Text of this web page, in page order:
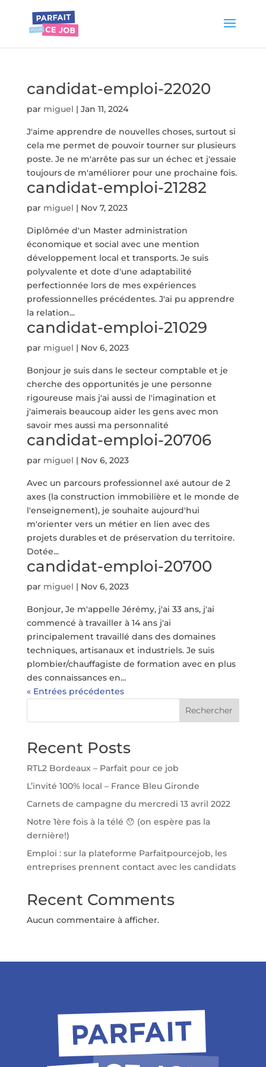
candidat-emploi-22020
par miguel | Jan 11, 2024
J'aime apprendre de nouvelles choses, surtout si
cela me permet de pouvoir tourner sur plusieurs
poste. Je ne m'arrête pas sur un échec et j'essaie
toujours de m'améliorer pour une prochaine fois.
candidat-emploi-21282
par miguel | Nov 7, 2023
Diplômée d'un Master administration
économique et social avec une mention
développement local et transports. Je suis
polyvalente et dote d'une adaptabilité
perfectionnée lors de mes expériences
professionnelles précédentes. J'ai pu apprendre
la relation...
candidat-emploi-21029
par miguel | Nov 6, 2023
Bonjour je suis dans le secteur comptable et je
cherche des opportunités je une personne
rigoureuse mais j'ai aussi de l'imagination et
j'aimerais beaucoup aider les gens avec mon
savoir mes aussi ma personnalité
candidat-emploi-20706
par miguel | Nov 6, 2023
Avec un parcours professionnel axé autour de 2
axes (la construction immobilière et le monde de
l'enseignement), je souhaite aujourd'hui
m'orienter vers un métier en lien avec des
projets durables et de préservation du territoire.
Dotée...
candidat-emploi-20700
par miguel | Nov 6, 2023
Bonjour, Je m'appelle Jérémy, j'ai 33 ans, j'ai
commencé à travailler à 14 ans j'ai
principalement travaillé dans des domaines
techniques, artisanaux et industriels. Je suis
plombier/chauffagiste de formation avec en plus
des connaissances en...
« Entrées précédentes
Rechercher
Recent Posts
RTL2 Bordeaux – Parfait pour ce job
L’invité 100% local – France Bleu Gironde
Carnets de campagne du mercredi 13 avril 2022
Notre 1ère fois à la télé 😯 (on espère pas la
dernière!)
Emploi : sur la plateforme Parfaitpourcejob, les
entreprises prennent contact avec les candidats
Recent Comments
Aucun commentaire à afficher.